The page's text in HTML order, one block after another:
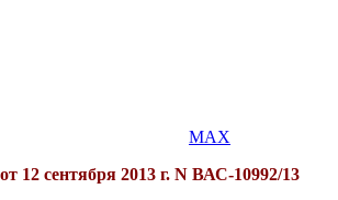
MAX
12 сентября 2013 г. N ВАС-10992/13